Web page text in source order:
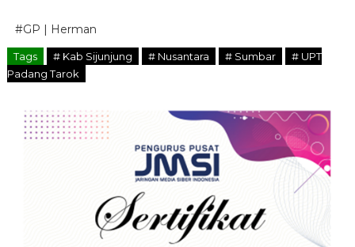
#GP | Herman
Tags # Kab Sijunjung # Nusantara # Sumbar
# UPT
Padang Tarok